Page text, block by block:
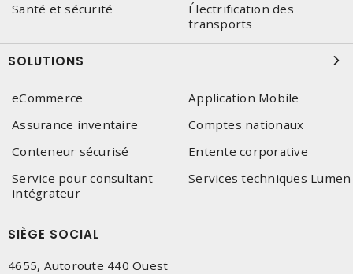
Santé et sécurité
Électrification des
transports
SOLUTIONS
eCommerce
Application Mobile
Assurance inventaire
Comptes nationaux
Conteneur sécurisé
Entente corporative
Service pour consultant-
intégrateur
Services techniques Lumen
SIÈGE SOCIAL
4655, Autoroute 440 Ouest